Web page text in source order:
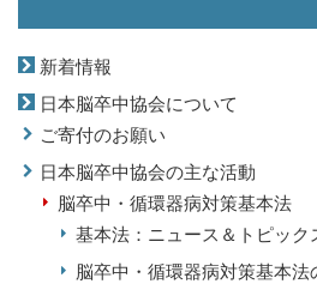
新着情報
日本脳卒中協会について
ご寄付のお願い
日本脳卒中協会の主な活動
脳卒中・循環器病対策基本法
基本法：ニュース＆トピック
脳卒中・循環器病対策基本法